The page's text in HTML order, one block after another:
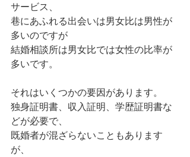
サービス、
巷にあふれる出会いは男女比は男性が
多いのですが
結婚相談所は男女比では女性の比率が
多いです。
それはいくつかの要因があります。
独身証明書、収入証明、学歴証明書な
どが必要で、
既婚者が混ざらないこともあります
が、